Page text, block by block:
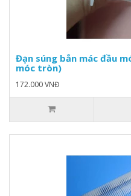
Đạn súng bắn mác đầu
móc tròn)
172.000 VNĐ